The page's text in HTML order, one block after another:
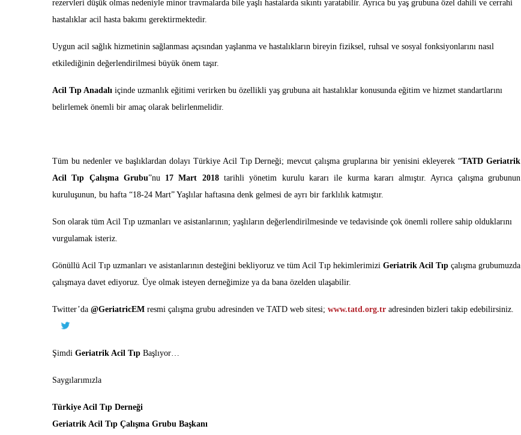
rezervleri düşük olmas nedeniyle minor travmalarda bile yaşlı hastalarda sıkıntı yaratabilir. Ayrıca bu yaş grubuna özel dahili ve cerrahi
hastalıklar acil hasta bakımı gerektirmektedir.
Uygun acil sağlık hizmetinin sağlanması açısından yaşlanma ve hastalıkların bireyin fiziksel, ruhsal ve sosyal fonksiyonlarını nasıl
etkilediğinin değerlendirilmesi büyük önem taşır.
Acil Tıp Anadalı içinde uzmanlık eğitimi verirken bu özellikli yaş grubuna ait hastalıklar konusunda eğitim ve hizmet standartlarını
belirlemek önemli bir amaç olarak belirlenmelidir.
Tüm bu nedenler ve başlıklardan dolayı Türkiye Acil Tıp Derneği; mevcut çalışma gruplarına bir yenisini ekleyerek “TATD Geriatrik
Acil Tıp Çalışma Grubu”nu 17 Mart 2018tarihli yönetim kurulu kararı ile kurma kararı almıştır. Ayrıca çalışma grubunun
kuruluşunun, bu hafta “18-24 Mart” Yaşlılar haftasına denk gelmesi de ayrı bir farklılık katmıştır.
Son olarak tüm Acil Tıp uzmanları ve asistanlarının; yaşlıların değerlendirilmesinde ve tedavisinde çok önemli rollere sahip olduklarını
vurgulamak isteriz.
Gönüllü Acil Tıp uzmanları ve asistanlarının desteğini bekliyoruz ve tüm Acil Tıp hekimlerimizi Geriatrik Acil Tıp çalışma grubumuzda
çalışmaya davet ediyoruz. Üye olmak isteyen derneğimize ya da bana özelden ulaşabilir.
Twitter’da @GeriatricEM resmi çalışma grubu adresinden ve TATD web sitesi; www.tatd.org.tr adresinden bizleri takip edebilirsiniz.
Şimdi Geriatrik Acil Tıp Başlıyor…
Saygılarımızla
Türkiye Acil Tıp Derneği
Geriatrik Acil Tıp Çalışma Grubu Başkanı